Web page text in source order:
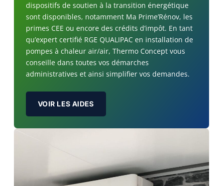
dispositifs de soutien à la transition énergétique
sont disponibles, notamment Ma Prime’Rénov, les
primes CEE ou encore des crédits d’impôt. En tant
qu’expert certifié RGE QUALIPAC en installation de
pompes à chaleur air/air, Thermo Concept vous
conseille dans toutes vos démarches
administratives et ainsi simplifier vos demandes.
VOIR LES AIDES